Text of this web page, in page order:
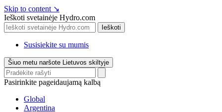
Skip to content ↘
Ieškoti svetainėje Hydro.com
Ieškoti
Susisiekite su mumis
Šiuo metu naršote Lietuvos skiltyje
Pasirinkite pageidaujamą kalbą
Global
Argentina